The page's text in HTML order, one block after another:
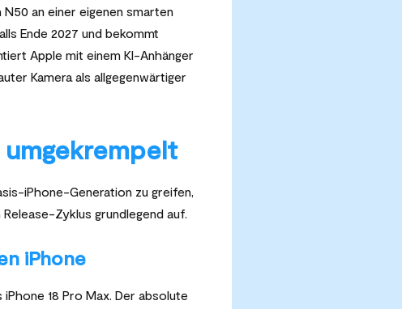
an einer eigenen smarten
Ende 2027 und bekommt
Apple mit einem KI-Anhänger
Kamera als allgegenwärtiger
iPhone-Generation zu greifen,
Zyklus grundlegend auf.
iPhone
18 Pro Max. Der absolute